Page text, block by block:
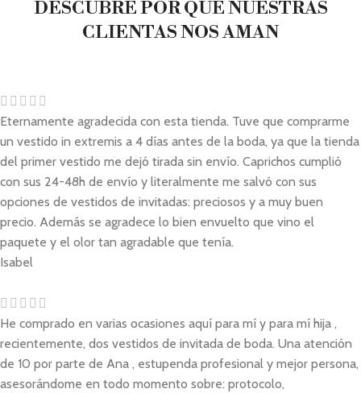
DESCUBRE POR QUÉ NUESTRAS
CLIENTAS NOS AMAN
Eternamente agradecida con esta tienda. Tuve que comprarme
un vestido in extremis a 4 días antes de la boda, ya que la tienda
del primer vestido me dejó tirada sin envío. Caprichos cumplió
con sus 24-48h de envío y literalmente me salvó con sus
opciones de vestidos de invitadas: preciosos y a muy buen
precio. Además se agradece lo bien envuelto que vino el
paquete y el olor tan agradable que tenía.
Isabel
He comprado en varias ocasiones aquí para mí y para mí hija ,
recientemente, dos vestidos de invitada de boda. Una atención
de 10 por parte de Ana , estupenda profesional y mejor persona,
asesorándome en todo momento sobre: protocolo,